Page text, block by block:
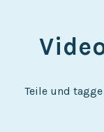
Teile und